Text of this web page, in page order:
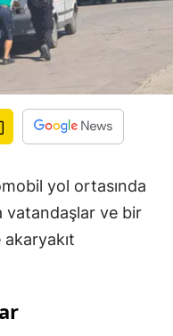
yol ortasında
vatandaşlar ve bir